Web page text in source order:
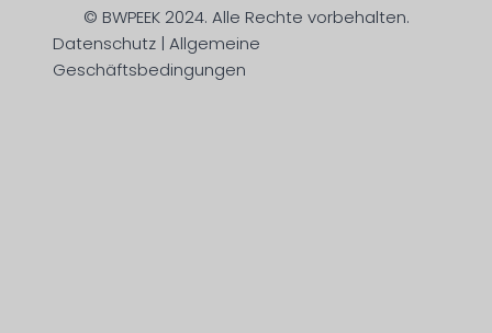
© BWPEEK 2024. Alle Rechte vorbehalten.
Datenschutz | Allgemeine
Geschäftsbedingungen